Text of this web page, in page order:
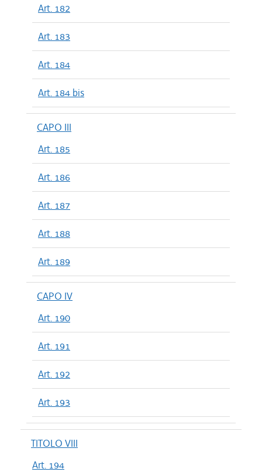
Art. 182
Art. 183
Art. 184
Art. 184 bis
CAPO III
Art. 185
Art. 186
Art. 187
Art. 188
Art. 189
CAPO IV
Art. 190
Art. 191
Art. 192
Art. 193
TITOLO VIII
Art. 194